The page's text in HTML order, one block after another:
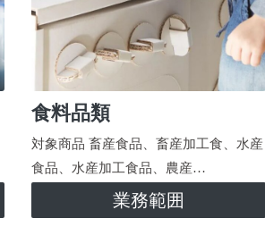
食料品類
対象商品 畜産食品、畜産加工食、水産
食品、水産加工食品、農産…
業務範囲